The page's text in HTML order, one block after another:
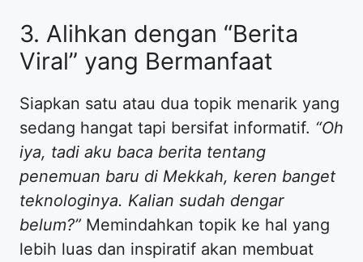
​3. Alihkan dengan “Berita
Viral” yang Bermanfaat
​Siapkan satu atau dua topik menarik yang
sedang hangat tapi bersifat informatif. “Oh
iya, tadi aku baca berita tentang
penemuan baru di Mekkah, keren banget
teknologinya. Kalian sudah dengar
belum?” Memindahkan topik ke hal yang
lebih luas dan inspiratif akan membuat